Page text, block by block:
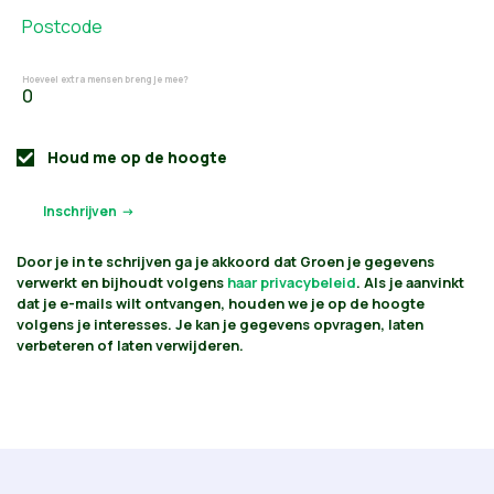
Postcode
Hoeveel extra mensen breng je mee?
Houd me op de hoogte
Door je in te schrijven ga je akkoord dat Groen je gegevens
verwerkt en bijhoudt volgens haar privacybeleid. Als je aanvinkt
dat je e-mails wilt ontvangen, houden we je op de hoogte
volgens je interesses. Je kan je gegevens opvragen, laten
verbeteren of laten verwijderen.